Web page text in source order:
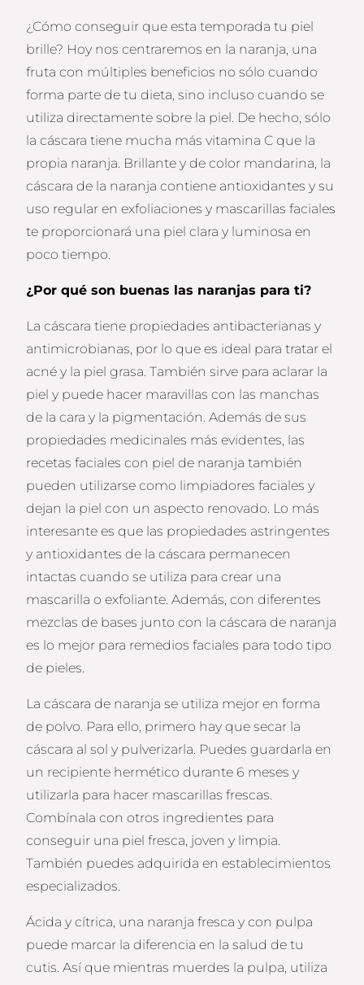
¿Cómo conseguir que esta temporada tu piel
brille? Hoy nos centraremos en la naranja, una
fruta con múltiples beneficios no sólo cuando
forma parte de tu dieta, sino incluso cuando se
utiliza directamente sobre la piel. De hecho, sólo
la cáscara tiene mucha más vitamina C que la
propia naranja. Brillante y de color mandarina, la
cáscara de la naranja contiene antioxidantes y su
uso regular en exfoliaciones y mascarillas faciales
te proporcionará una piel clara y luminosa en
poco tiempo.
¿Por qué son buenas las naranjas para ti?
La cáscara tiene propiedades antibacterianas y
antimicrobianas, por lo que es ideal para tratar el
acné y la piel grasa. También sirve para aclarar la
piel y puede hacer maravillas con las manchas
de la cara y la pigmentación. Además de sus
propiedades medicinales más evidentes, las
recetas faciales con piel de naranja también
pueden utilizarse como limpiadores faciales y
dejan la piel con un aspecto renovado. Lo más
interesante es que las propiedades astringentes
y antioxidantes de la cáscara permanecen
intactas cuando se utiliza para crear una
mascarilla o exfoliante. Además, con diferentes
mezclas de bases junto con la cáscara de naranja
es lo mejor para remedios faciales para todo tipo
de pieles.
La cáscara de naranja se utiliza mejor en forma
de polvo. Para ello, primero hay que secar la
cáscara al sol y pulverizarla. Puedes guardarla en
un recipiente hermético durante 6 meses y
utilizarla para hacer mascarillas frescas.
Combínala con otros ingredientes para
conseguir una piel fresca, joven y limpia.
También puedes adquirida en establecimientos
especializados.
Ácida y cítrica, una naranja fresca y con pulpa
puede marcar la diferencia en la salud de tu
cutis. Así que mientras muerdes la pulpa, utiliza